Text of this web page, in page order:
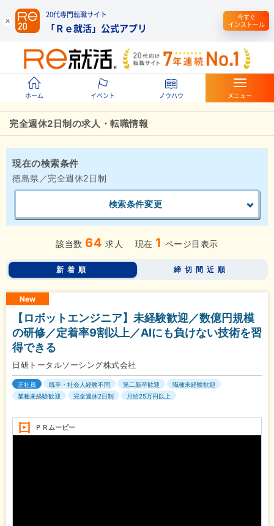
20代専門転職サイト
「Ｒｅ就活」公式アプリ
今すぐ
インストール
ホーム イベント ノウハウ メニュー
完全週休2日制の求人・転職情報
現在の検索条件
徳島県／完全週休2日制
検索条件変更
該当数 64 求人 現在 1 ページ目表示
新着順 締切間近順
New
【ロボットエンジニア】未経験歓迎／数億円規模
の研修／定着率9割以上／AIにも負けない技術を習
得できる
日研トータルソーシング株式会社
正社員 既卒・社会人経験不問 第二新卒歓迎
職種未経験歓迎
業種未経験歓迎
完全週休2日制 月給25万円以上
ＰＲムービー